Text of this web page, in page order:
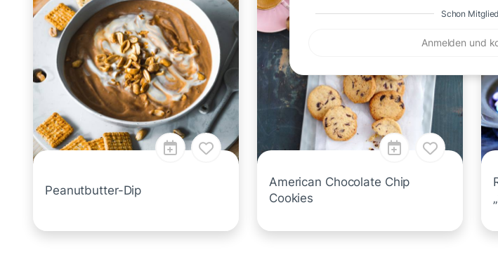
Schon
Anmelden und
Peanutbutter-Dip
American Chocolate Chip
Cookies